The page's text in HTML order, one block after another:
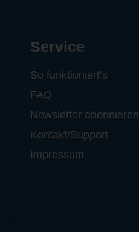
Service
So funktioniert‘s
FAQ
Newsletter abonnieren
Kontakt/Support
Impressum